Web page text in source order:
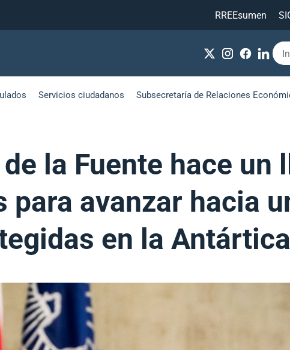
RREEsumen
Servicios ciudadanos Subsecretaría de Relaciones
la Fuente hace un
avanzar hacia
en la Antártica